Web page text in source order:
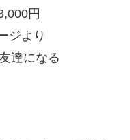
円
ジより
達になる